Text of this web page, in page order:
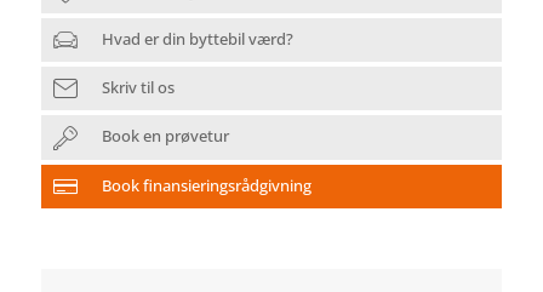
Hvad er din byttebil værd?
Skriv til os
Book en prøvetur
Book finansieringsrådgivning